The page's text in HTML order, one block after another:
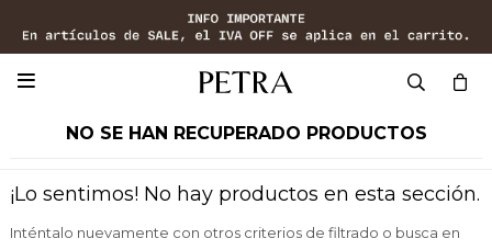

NO SE HAN RECUPERADO PRODUCTOS
¡Lo sentimos! No hay productos en esta sección.
Inténtalo nuevamente con otros criterios de filtrado o busca en